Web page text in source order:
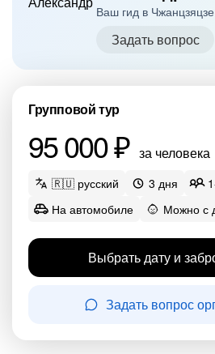
Ваш гид в Чжанцзяцзе
Задать вопрос
Групповой тур
95 000 ₽ за человека
🇷🇺 русский 3 дня
На автомобиле
Можно с
Выбрать дату и
Задать вопрос